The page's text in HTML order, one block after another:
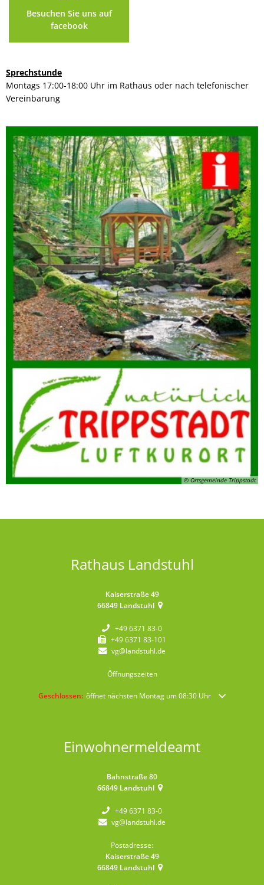
Besuchen Sie uns auf
facebook
Sprechstunde
Montags 17:00-18:00 Uhr im Rathaus oder nach telefonischer
Vereinbarung
© Ortsgemeinde Trippstadt
Rathaus Landstuhl
Kaiserstraße 49
66849 Landstuhl
+49 6371 83-0
+49 6371 83-101
vg@landstuhl.de
Öffnungszeiten
Klicken, um weitere Öffnungs- oder Schließzeiten auszublenden
Geschlossen: öffnet nächsten Montag um 08:30 Uhr
Einwohnermeldeamt
Bahnstraße 80
66849 Landstuhl
+49 6371 83-0
vg@landstuhl.de
Postadresse:
Kaiserstraße 49
66849 Landstuhl